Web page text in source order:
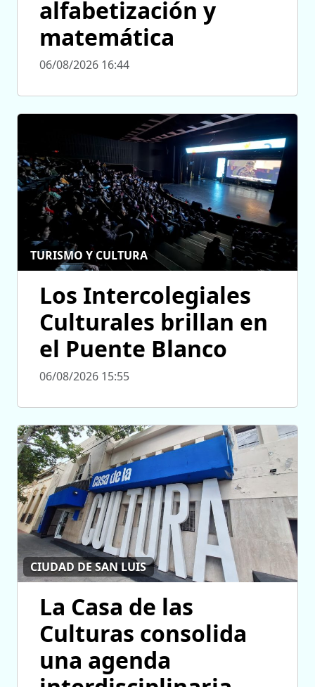
alfabetización y
matemática
06/08/2026 16:44
TURISMO Y CULTURA
Los Intercolegiales
Culturales brillan en
el Puente Blanco
06/08/2026 15:55
CIUDAD DE SAN LUIS
La Casa de las
Culturas consolida
una agenda